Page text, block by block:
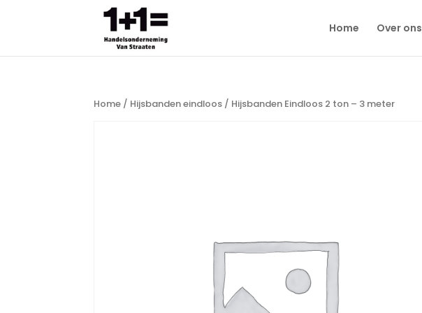
Home Over ons
Home / Hijsbanden eindloos / Hijsbanden Eindloos 2 ton – 3 meter